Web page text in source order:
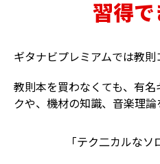
習得で
ギタナビプレミアムでは教則
教則本を買わなくても、有
クや、機材の知識、音楽理論
「テク二カルな